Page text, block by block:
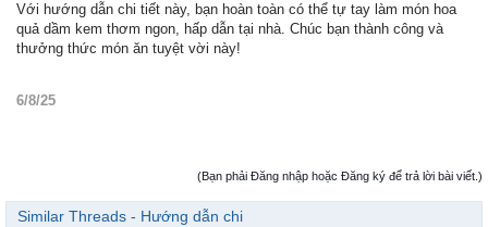
Với hướng dẫn chi tiết này, bạn hoàn toàn có thể tự tay làm món hoa
quả dầm kem thơm ngon, hấp dẫn tại nhà. Chúc bạn thành công và
thưởng thức món ăn tuyệt vời này!
6/8/25
(Bạn phải Đăng nhập hoặc Đăng ký để trả lời bài viết.)
Similar Threads - Hướng dẫn chi